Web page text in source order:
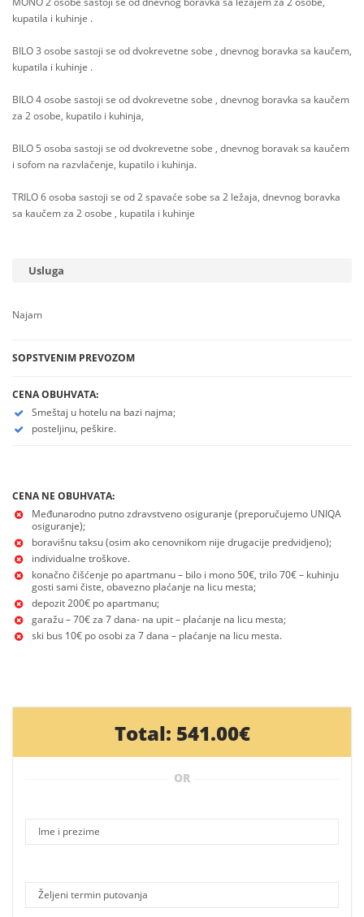
kupatila i kuhinje .
BILO 3 osobe sastoji se od dvokrevetne sobe , dnevnog boravka sa kaučem,
kupatila i kuhinje .
BILO 4 osobe sastoji se od dvokrevetne sobe , dnevnog boravka sa kaučem
za 2 osobe, kupatilo i kuhinja,
BILO 5 osoba sastoji se od dvokrevetne sobe , dnevnog boravak sa kaučem
i sofom na razvlačenje, kupatilo i kuhinja.
TRILO 6 osoba sastoji se od 2 spavaće sobe sa 2 ležaja, dnevnog boravka
sa kaučem za 2 osobe , kupatila i kuhinje
Usluga
Najam
SOPSTVENIM PREVOZOM
CENA OBUHVATA:
Smeštaj u hotelu na bazi najma;
posteljinu, peškire.
CENA NE OBUHVATA:
Međunarodno putno zdravstveno osiguranje (preporučujemo UNIQA
osiguranje);
boravišnu taksu (osim ako cenovnikom nije drugacije predvidjeno);
individualne troškove.
konačno čišćenje po apartmanu – bilo i mono 50€, trilo 70€ – kuhinju
gosti sami čiste, obavezno plaćanje na licu mesta;
depozit 200€ po apartmanu;
garažu – 70€ za 7 dana- na upit – plaćanje na licu mesta;
ski bus 10€ po osobi za 7 dana – plaćanje na licu mesta.
Total: 541.00€
OR